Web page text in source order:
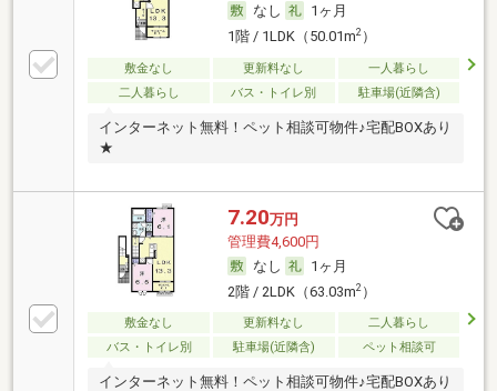
なし
1ヶ月
1階 / 1LDK（50.01m2）
敷金なし 更新料なし
一人暮らし
二人暮らし
バス・トイレ別 駐車場(近隣含)
インターネット無料！ペット相談可物件♪宅配BOXあり
★
7.20万円
管理費4,600円
なし
1ヶ月
2階 / 2LDK（63.03m2）
敷金なし 更新料なし
二人暮らし
バス・トイレ別
駐車場(近隣含) ペット相談可
インターネット無料！ペット相談可物件♪宅配BOXあり